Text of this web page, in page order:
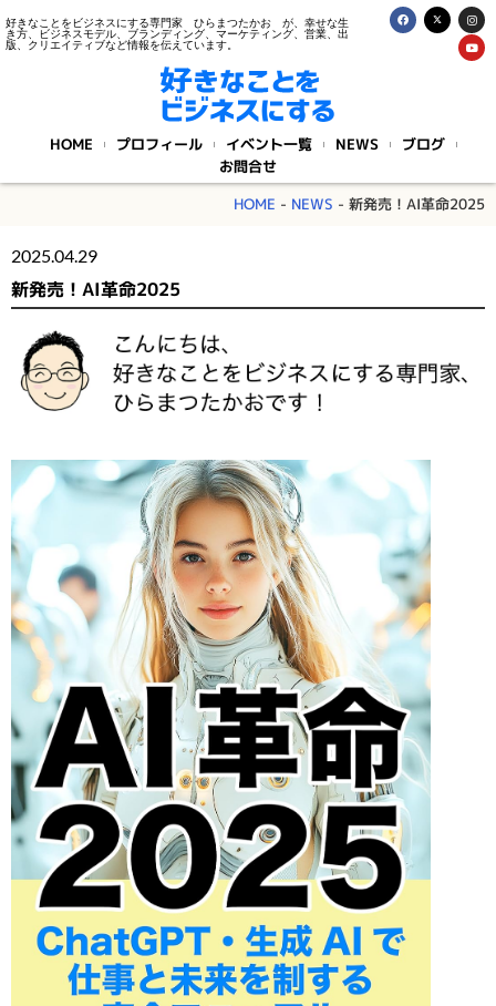
好きなことをビジネスにする専門家 ひらまつたかお が、幸せな生
き方、ビジネスモデル、ブランディング、マーケティング、営業、出
版、クリエイティブなど情報を伝えています。
HOME プロフィール イベント一覧 NEWS
ブログ
お問合せ
HOME - NEWS - 新発売！AI革命2025
2025.04.29
新発売！AI革命2025